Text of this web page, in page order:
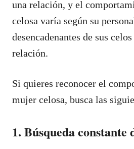
una relación, y el
celosa varía según su
desencadenantes de sus
relación.
Si quieres reconocer el
mujer celosa, busca las
1. Búsqueda constante